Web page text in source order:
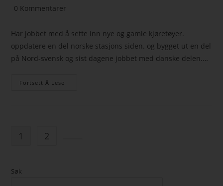
0 Kommentarer
Har jobbet med å sette inn nye og gamle kjøretøyer.
oppdatere en del norske stasjons siden. og bygget ut en del
på Nord-svensk og sist dagene jobbet med danske delen.…
Fortsett Å Lese
1 2
Søk